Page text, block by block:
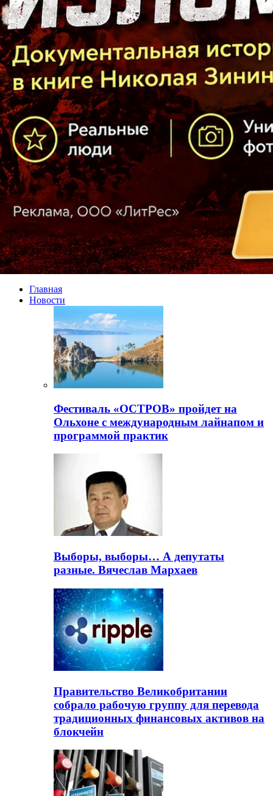
Главная
Новости
Фестиваль «ОСТРОВ» пройдет на
Ольхоне с международным лайнапом и
программой практик
Выборы, выборы… А депутаты
разные. Вячеслав Мархаев
Правительство Великобритании
собрало рабочую группу для перевода
традиционных финансовых активов на
блокчейн